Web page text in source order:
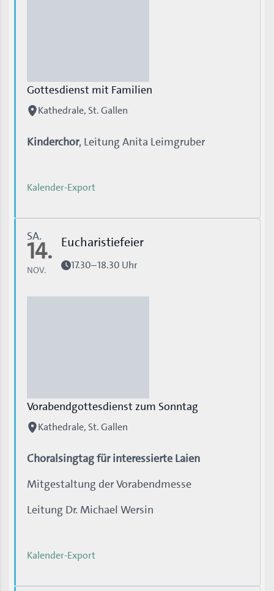
Gottesdienst mit Familien
Kathedrale, St. Gallen
Kinderchor, Leitung Anita Leimgruber
Kalender-Export
SA.
14.
NOV.
Eucharistiefeier
17.30–18.30 Uhr
Vorabendgottesdienst zum Sonntag
Kathedrale, St. Gallen
Choralsingtag für interessierte Laien
Mitgestaltung der Vorabendmesse
Leitung Dr. Michael Wersin
Kalender-Export